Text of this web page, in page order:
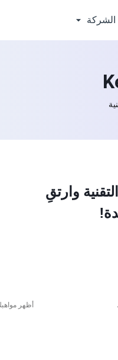
الشركة
وارتقِ
أظهر